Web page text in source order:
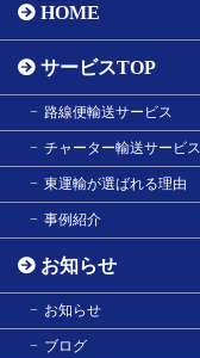
HOME
サービスTOP
路線便輸送サービス
チャーター輸送サービス
東運輸が選ばれる理由
事例紹介
お知らせ
お知らせ
ブログ